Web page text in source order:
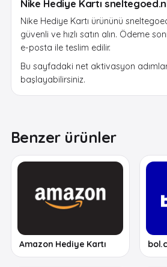
Nike Hediye Kartı
Nike Hediye Kartı ürününü
güvenli ve hızlı satın alın. Ödeme
e-posta ile teslim edilir.
Bu sayfadaki net aktivasyon
başlayabilirsiniz.
Benzer ürünler
Amazon Hediye Kartı